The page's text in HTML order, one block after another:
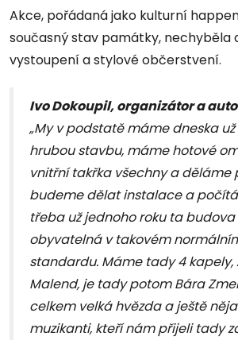
Akce, pořádaná jako kulturní
současný stav památky, nechyběla
vystoupení a stylové občerstvení.
Ivo Dokoupil, organizátor a
„My v podstatě máme dneska
hrubou stavbu, máme hotové
vnitřní takřka všechny a děláme
budeme dělat instalace a
třeba už jednoho roku ta
obyvatelná v takovém
standardu. Máme tady 4
Malend, je tady potom Bára
celkem velká hvězda a ještě
muzikanti, kteří nám přijeli tady